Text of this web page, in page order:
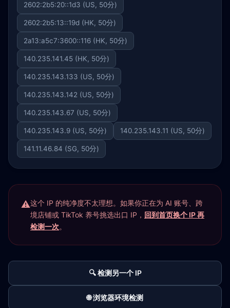
2602:2b5:20::1d3 (US, 50分)
2602:2b5:13::19d (HK, 50分)
2a13:a5c7:3600::116 (HK, 50分)
140.235.141.45 (HK, 50分)
140.235.143.133 (US, 50分)
140.235.143.142 (US, 50分)
140.235.143.67 (US, 50分)
140.235.143.9 (US, 50分) 140.235.143.11 (US, 50分)
141.11.46.84 (SG, 50分)
这个 IP 的纯净度不太理想。如果你正在为 AI 账号、跨
境店铺或 TikTok 养号挑选出口 IP， 回到首页换个 IP 再
检测一次。
🔍 检测另一个 IP
🌐 浏览器环境检测